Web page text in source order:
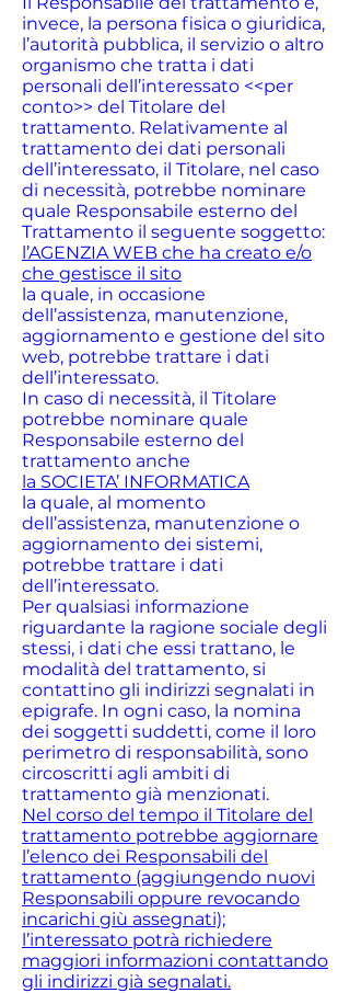
invece, la persona fisica o giuridica,
l’autorità pubblica, il servizio o altro
organismo che tratta i dati
personali dell’interessato <<per
conto>> del Titolare del
trattamento. Relativamente al
trattamento dei dati personali
dell’interessato, il Titolare, nel caso
di necessità, potrebbe nominare
quale Responsabile esterno del
Trattamento il seguente soggetto:
l’AGENZIA WEB che ha creato e/o
che gestisce il sito
la quale, in occasione
dell’assistenza, manutenzione,
aggiornamento e gestione del sito
web, potrebbe trattare i dati
dell’interessato.
In caso di necessità, il Titolare
potrebbe nominare quale
Responsabile esterno del
trattamento anche
la SOCIETA’ INFORMATICA
la quale, al momento
dell’assistenza, manutenzione o
aggiornamento dei sistemi,
potrebbe trattare i dati
dell’interessato.
Per qualsiasi informazione
riguardante la ragione sociale degli
stessi, i dati che essi trattano, le
modalità del trattamento, si
contattino gli indirizzi segnalati in
epigrafe. In ogni caso, la nomina
dei soggetti suddetti, come il loro
perimetro di responsabilità, sono
circoscritti agli ambiti di
trattamento già menzionati.
Nel corso del tempo il Titolare del
trattamento potrebbe aggiornare
l’elenco dei Responsabili del
trattamento (aggiungendo nuovi
Responsabili oppure revocando
incarichi giù assegnati);
l’interessato potrà richiedere
maggiori informazioni contattando
gli indirizzi già segnalati.